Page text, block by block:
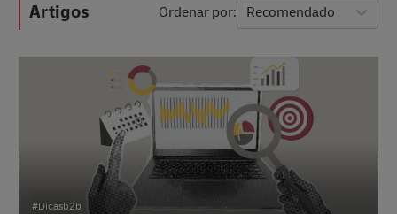
Artigos Ordenar por Recomendado
#Dicasb2b